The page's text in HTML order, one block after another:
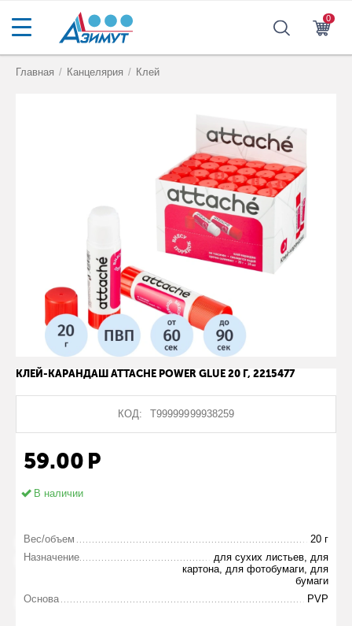
0
Главная / Канцелярия / Клей
КЛЕЙ-КАРАНДАШ ATTACHE POWER GLUE 20 Г, 2215477
КОД: Т99999999938259
59.00 Р
В наличии
Вес/объем
20 г
Назначение
для сухих листьев, для
картона, для фотобумаги, для
бумаги
Основа
PVP